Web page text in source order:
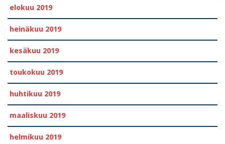
elokuu 2019
heinäkuu 2019
kesäkuu 2019
toukokuu 2019
huhtikuu 2019
maaliskuu 2019
helmikuu 2019